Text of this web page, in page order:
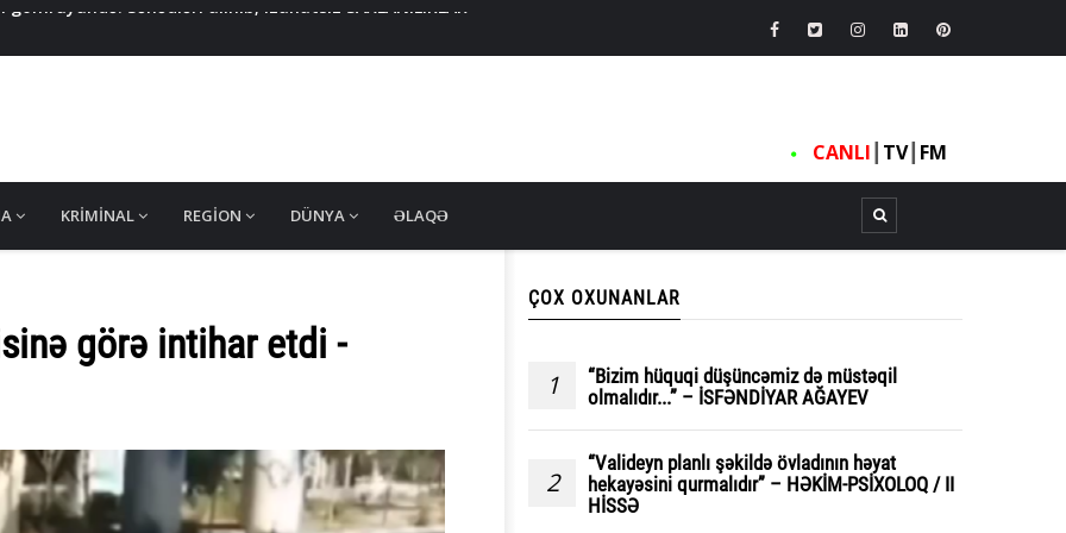
5 nəfər tapıldı - RƏSMİ AÇIQLAMA
mefedron istehsal edərkən yaxalandı - VIDEO/FOTO
Sənədləri alınıb, izahatsız SAXLANILIRLAR -
CANLI TV┃ FM
KRIMINAL REGION DÜNYA ƏLAQƏ
görə intihar etdi -
ÇOX OXUNANLAR
1
“Bizim hüquqi düşüncəmiz də müstəqil
olmalıdır...” – İSFƏNDİYAR AĞAYEV
2
“Valideyn planlı şəkildə övladının həyat
hekayəsini qurmalıdır” – HƏKİM-PSİXOLOQ / II
HİSSƏ